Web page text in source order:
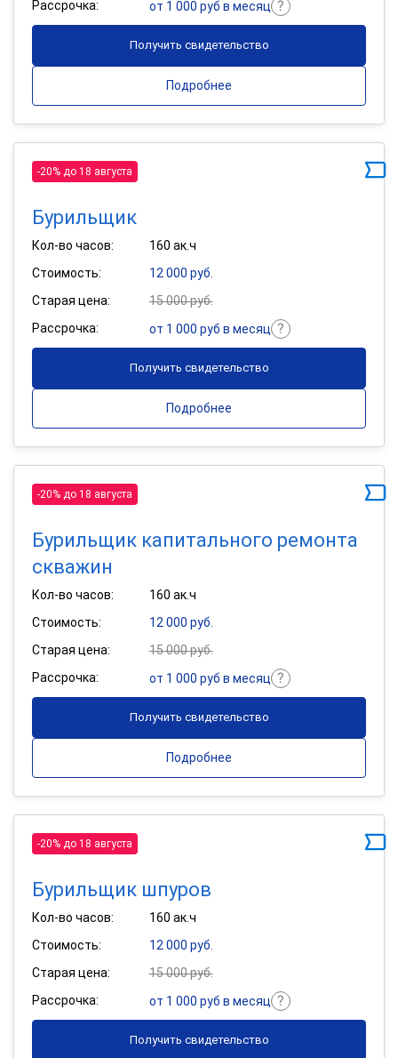
Рассрочка:
от 1 000 руб в месяц
Получить свидетельство
Подробнее
-20% до 18 августа
Бурильщик
Кол-во часов:
160 ак.ч
Стоимость:
12 000 руб.
Старая цена:
15 000 руб.
Рассрочка:
от 1 000 руб в месяц
Получить свидетельство
Подробнее
-20% до 18 августа
Бурильщик капитального ремонта
скважин
Кол-во часов:
160 ак.ч
Стоимость:
12 000 руб.
Старая цена:
15 000 руб.
Рассрочка:
от 1 000 руб в месяц
Получить свидетельство
Подробнее
-20% до 18 августа
Бурильщик шпуров
Кол-во часов:
160 ак.ч
Стоимость:
12 000 руб.
Старая цена:
15 000 руб.
Рассрочка:
от 1 000 руб в месяц
Получить свидетельство